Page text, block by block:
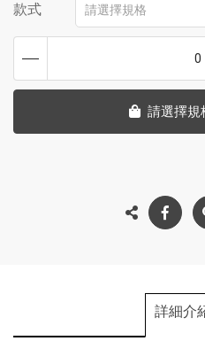
款式 請選擇規格
0
請選擇規
詳細介